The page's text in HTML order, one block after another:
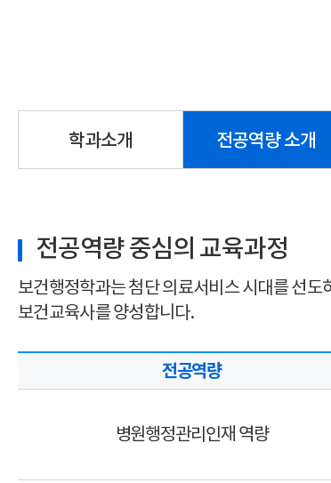
학과소개 전공역량 소개
전공역량 중심의 교육과정
보건행정학과는 첨단 의료서비스 시대를 선
보건교육사를 양성합니다.
전공역량
병원행정관리인재 역량